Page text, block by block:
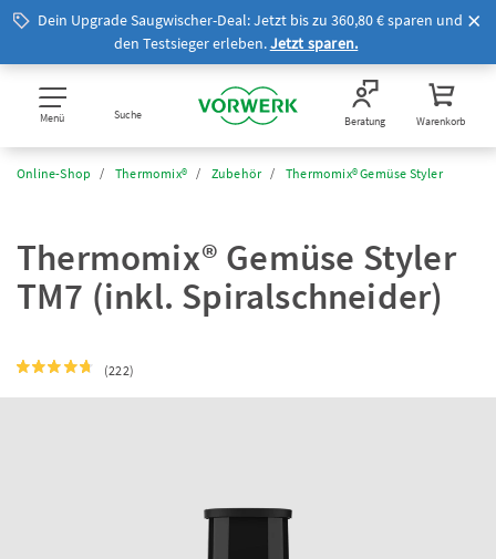
Dein Upgrade Saugwischer-Deal: Jetzt bis zu 360,80 € sparen und
den Testsieger erleben.Jetzt sparen.
Menü Suche Beratung Warenkorb
Online-Shop Thermomix® Zubehör Thermomix® Gemüse Styler
Thermomix® Gemüse Styler
TM7 (inkl. Spiralschneider)
(222)